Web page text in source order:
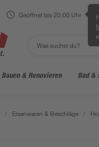
Geöffnet bis 20:00 Uhr
Bauen & Renovieren Bad &
/ Eisenwaren & Beschläge /